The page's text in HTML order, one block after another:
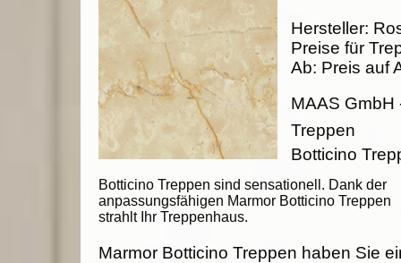
Botticino Treppen sind sensationell. Dank der
anpassungsfähigen Marmor Botticino Treppen
strahlt Ihr Treppenhaus.
Hersteller:
Preise für
Ab: Preis auf
MAAS GmbH
Treppen
Botticino
Marmor Botticino Treppen haben Sie